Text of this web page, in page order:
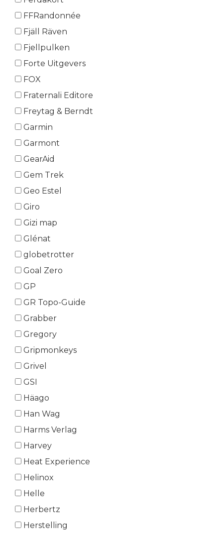
FFRandonnée
Fjäll Räven
Fjellpulken
Forte Uitgevers
FOX
Fraternali Editore
Freytag & Berndt
Garmin
Garmont
GearAid
Gem Trek
Geo Estel
Giro
Gizi map
Glénat
globetrotter
Goal Zero
GP
GR Topo-Guide
Grabber
Gregory
Gripmonkeys
Grivel
GSI
Häago
Han Wag
Harms Verlag
Harvey
Heat Experience
Helinox
Helle
Herbertz
Herstelling